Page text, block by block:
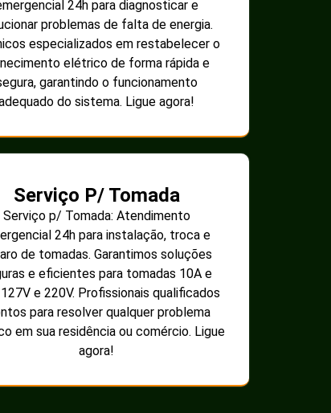
24h para diagnosticar e
problemas de falta de energia.
especializados em restabelecer o
elétrico de forma rápida e
garantindo o funcionamento
do sistema. Ligue agora!
Serviço P/ Tomada
Serviço p/ Tomada: Atendimento
24h para instalação, troca e
de tomadas. Garantimos soluções
e eficientes para tomadas 10A e
e 220V. Profissionais qualificados
para resolver qualquer problema
em sua residência ou comércio. Ligue
agora!